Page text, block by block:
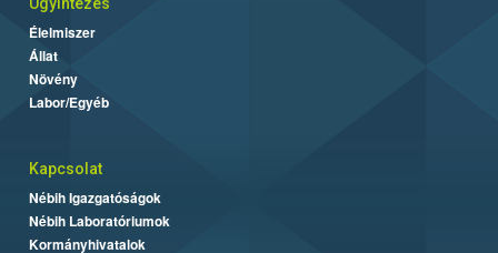
Ügyintézés
Élelmiszer
Állat
Növény
Labor/Egyéb
Kapcsolat
Nébih Igazgatóságok
Nébih Laboratóriumok
Kormányhivatalok